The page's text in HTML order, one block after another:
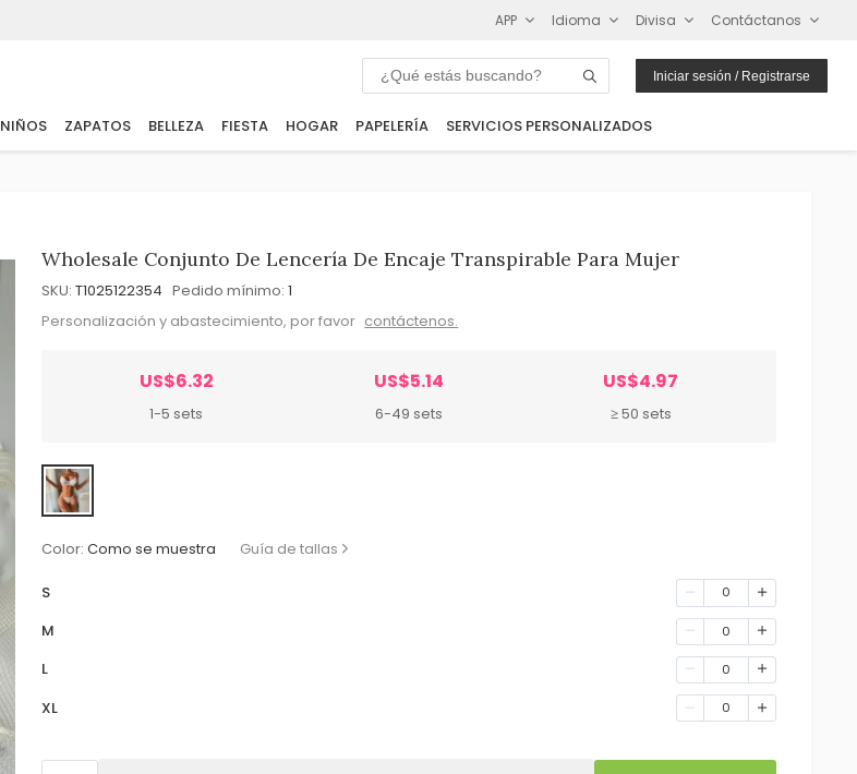
APP Idioma Divisa Contáctanos
Iniciar sesión / Registrarse
NIÑOS ZAPATOS BELLEZA FIESTA HOGAR PAPELERÍA SERVICIOS PERSONALIZADOS
Wholesale Conjunto De Lencería De Encaje Transpirable Para Mujer
SKU: T1025122354 Pedido mínimo: 1
Personalización y abastecimiento, por favor contáctenos.
US$6.32
1-5 sets
US$5.14
6-49 sets
US$4.97
≥ 50 sets
Color: Como se muestra Guía de tallas
S 0
M 0
L 0
XL 0